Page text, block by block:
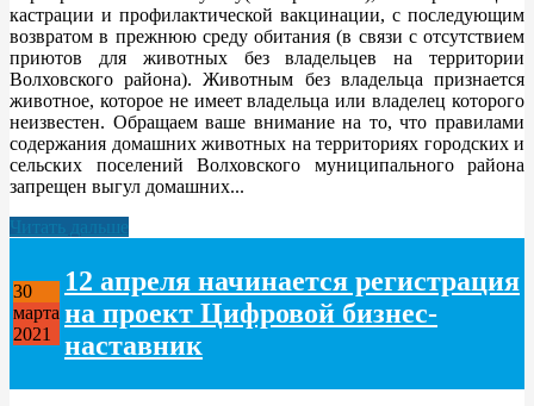
кастрации и профилактической вакцинации, с последующим
возвратом в прежнюю среду обитания (в связи с отсутствием
приютов для животных без владельцев на территории
Волховского района). Животным без владельца признается
животное, которое не имеет владельца или владелец которого
неизвестен. Обращаем ваше внимание на то, что правилами
содержания домашних животных на территориях городских и
сельских поселений Волховского муниципального района
запрещен выгул домашних...
Читать дальше
30
марта
2021
12 апреля начинается регистрация
на проект Цифровой бизнес-
наставник